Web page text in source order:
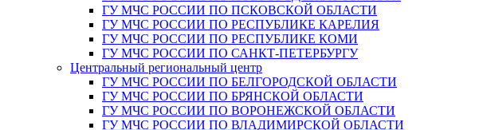
ГУ МЧС РОССИИ ПО ПСКОВСКОЙ ОБЛАСТИ
ГУ МЧС РОССИИ ПО РЕСПУБЛИКЕ КАРЕЛИЯ
ГУ МЧС РОССИИ ПО РЕСПУБЛИКЕ КОМИ
ГУ МЧС РОССИИ ПО САНКТ-ПЕТЕРБУРГУ
Центральный региональный центр
ГУ МЧС РОССИИ ПО БЕЛГОРОДСКОЙ ОБЛАСТИ
ГУ МЧС РОССИИ ПО БРЯНСКОЙ ОБЛАСТИ
ГУ МЧС РОССИИ ПО ВОРОНЕЖСКОЙ ОБЛАСТИ
ГУ МЧС РОССИИ ПО ВЛАДИМИРСКОЙ ОБЛАСТИ